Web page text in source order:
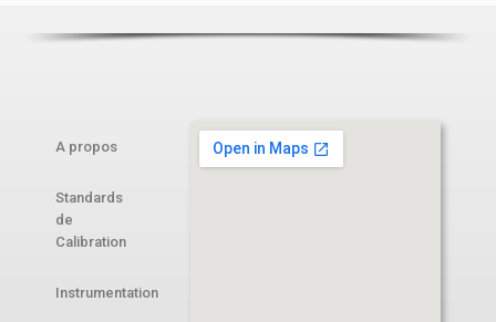
A propos
Standards
de
Calibration
Instrumentation